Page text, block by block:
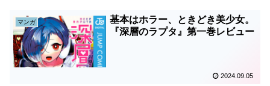
マンガ
基本はホラー、ときどき美少女。
『深層のラプタ』第一巻レビュー
2024.09.05